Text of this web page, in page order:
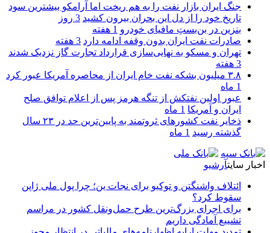
جنگ ایران بازار نفت را به هم ریخت اما آرامکو بیشترین سود
تاریخ خود را از دل این بحران بیرون کشید 3 روز
بنزین در بن‌بستِ مافیای خودرو 1 هفته
صادرات نفت ایران بدون وقفه ادامه دارد 3 هفته
تهران و مسکو به نهایی‌سازی قرارداد تجارت گاز نزدیک شدند
3 هفته
۳.۸ میلیون بشکه نفت خام ایران از محاصره آمریکا عبور کرد
1 ماه
عبور اولین نفتکش از تنگه هرمز پس از اعلام توافق صلح
ایران و آمریکا 1 ماه
ذخایر نفت کشورهای ثروتمند به پایین‌ترین حد در ۲۳ سال
گذشته رسید 1 ماه
اخبار سایتآرشیو
ائتلاف واشنگتن و توکیو برای نجات ین؛ چرا پول ملی ژاپن
سقوط کرد؟
برای اجرای بزرگ‌ترین طرح حمل‌ونقل کشور در مراسم
تشییع آمادگی داریم